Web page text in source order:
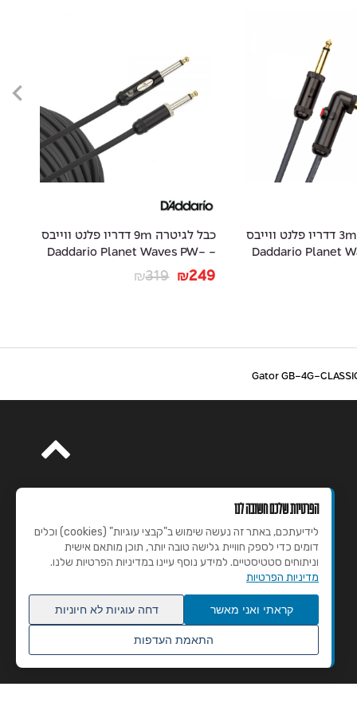
כבל לגיטרה 3m דדריו פלנט ווייבס
- Daddario Planet
כבל לגיטרה 9m דדריו פלנט ווייבס
- Daddario Planet Waves PW-
AMSK-30
₪319 ₪249
הפרטיות שלכם חשובה לנו
לידיעתכם, באתר זה נעשה שימוש ב"קבצי עוגיות" (cookies) וכלים
דומים כדי לספק חוויית גלישה טובה יותר, תוכן מותאם אישית
וניתוחים סטטיסטיים. למידע נוסף עיינו במדיניות הפרטיות שלנו.
מדיניות הפרטיות
קראתי ואני מאשר דחה עוגיות לא חיוניות
התאמת העדפות